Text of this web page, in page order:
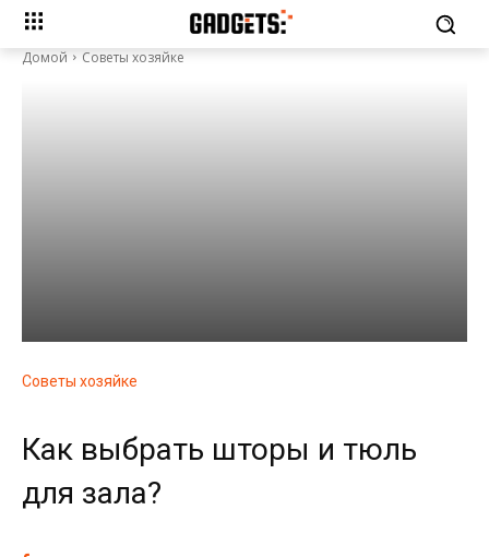
Домой Советы хозяйке
Советы хозяйке
Как выбрать шторы и тюль
для зала?